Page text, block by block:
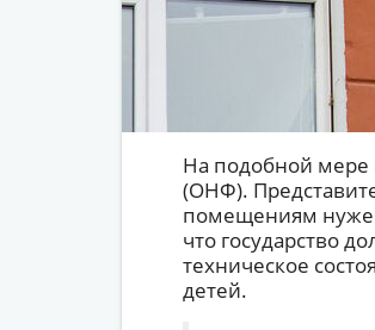
На подобной мере
(ОНФ).
помещениям
что государство
техническое
детей.